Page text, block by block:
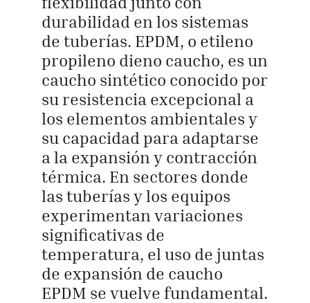
durabilidad en los sistemas
de tuberías. EPDM, o etileno
propileno dieno caucho, es un
caucho sintético conocido por
su resistencia excepcional a
los elementos ambientales y
su capacidad para adaptarse
a la expansión y contracción
térmica. En sectores donde
las tuberías y los equipos
experimentan variaciones
significativas de
temperatura, el uso de juntas
de expansión de caucho
EPDM se vuelve fundamental.